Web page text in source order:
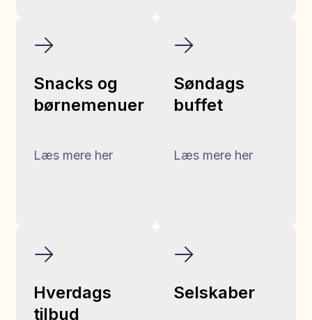
Snacks og
børnemenuer
Læs mere her
Hverdags
tilbud
Søndags
buffet
Læs mere her
Selskaber